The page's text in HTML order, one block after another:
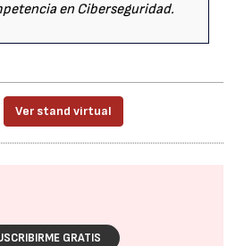
en Ciberseguridad.
Ver stand virtual
GRATIS